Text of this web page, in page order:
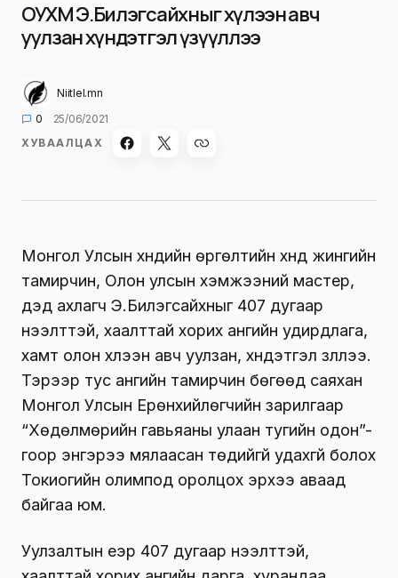
ОУХМ Э.Билэгсайхныг хүлээн авч
уулзан хүндэтгэл үзүүллээ
Niitlel.mn
0
25/06/2021
ХУВААЛЦАХ
Монгол Улсын хүндийн өргөлтийн хүнд жингийн
тамирчин, Олон улсын хэмжээний мастер,
дэд ахлагч Э.Билэгсайхныг 407 дугаар
нээлттэй, хаалттай хорих ангийн удирдлага,
хамт олон хүлээн авч уулзан, хүндэтгэл үзүүллээ.
Тэрээр тус ангийн тамирчин бөгөөд саяхан
Монгол Улсын Ерөнхийлөгчийн зарилгаар
“Хөдөлмөрийн гавьяаны улаан тугийн одон”-
гоор энгэрээ мялаасан төдийгүй удахгүй болох
Токиогийн олимпод оролцох эрхээ аваад
байгаа юм.
Уулзалтын үеэр 407 дугаар нээлттэй,